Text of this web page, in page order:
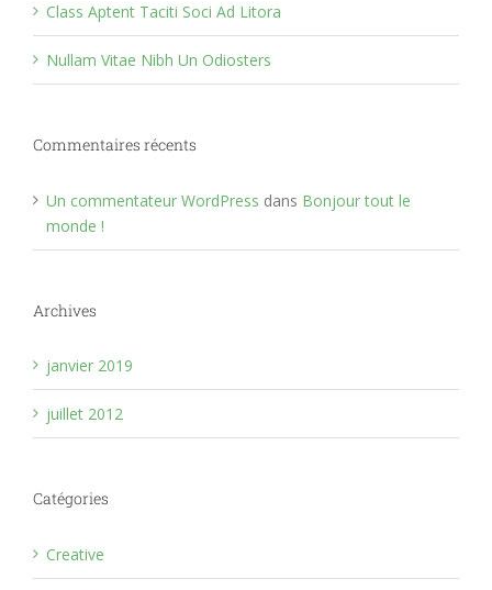
Class Aptent Taciti Soci Ad Litora
Nullam Vitae Nibh Un Odiosters
Commentaires récents
Un commentateur WordPress dans Bonjour tout le
monde !
Archives
janvier 2019
juillet 2012
Catégories
Creative